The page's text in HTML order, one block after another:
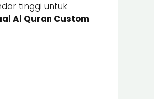
tinggi untuk
Al Quran Custom